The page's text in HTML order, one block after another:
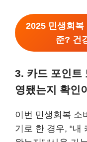
2025 민생회복
준? 건
3. 카드 포인트
영됐는지 확인
이번 민생회복 소
기로 한 경우, “내